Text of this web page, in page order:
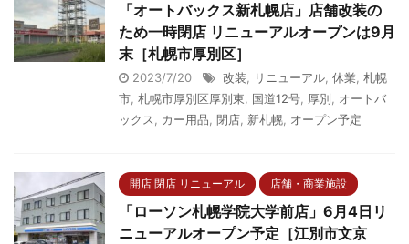
「オートバックス新札幌店」店舗改装の
ため一時閉店 リニューアルオープンは9月
末［札幌市厚別区］
2023/7/20 改装, リニューアル, 休業, 札幌
市, 札幌市厚別区厚別東, 国道12号, 厚別, オートバ
ックス, カー用品, 閉店, 新札幌, オープン予定
開店 閉店 リニューアル 店舗・商業施設
「ローソン札幌学院大学前店」6月4日リ
ニューアルオープン予定［江別市文京